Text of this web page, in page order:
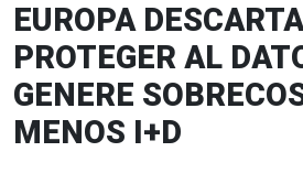
EUROPA
PROTEGER AL
GENERE
MENOS I+D